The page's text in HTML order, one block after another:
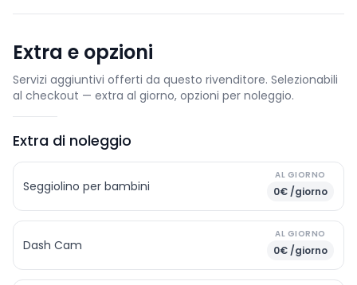
Extra e opzioni
Servizi aggiuntivi offerti da questo rivenditore. Selezionabili
al checkout — extra al giorno, opzioni per noleggio.
Extra di noleggio
Seggiolino per bambini
AL GIORNO
0€ /giorno
Dash Cam
AL GIORNO
0€ /giorno